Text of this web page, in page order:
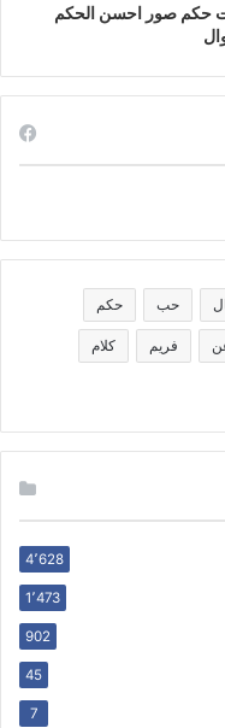
حكم صور احسن الحكم
حب حكم
فريم كلام
4٬628
1٬473
902
45
7